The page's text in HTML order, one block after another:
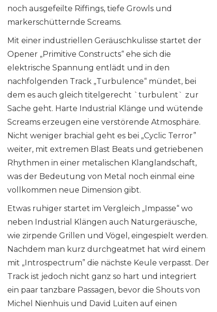
noch ausgefeilte Riffings, tiefe Growls und
markerschütternde Screams.
Mit einer industriellen Geräuschkulisse startet der
Opener „Primitive Constructs“ ehe sich die
elektrische Spannung entlädt und in den
nachfolgenden Track „Turbulence“ mündet, bei
dem es auch gleich titelgerecht `turbulent` zur
Sache geht. Harte Industrial Klänge und wütende
Screams erzeugen eine verstörende Atmosphäre.
Nicht weniger brachial geht es bei „Cyclic Terror”
weiter, mit extremen Blast Beats und getriebenen
Rhythmen in einer metalischen Klanglandschaft,
was der Bedeutung von Metal noch einmal eine
vollkommen neue Dimension gibt.
Etwas ruhiger startet im Vergleich „Impasse“ wo
neben Industrial Klängen auch Naturgeräusche,
wie zirpende Grillen und Vögel, eingespielt werden.
Nachdem man kurz durchgeatmet hat wird einem
mit „Introspectrum” die nächste Keule verpasst. Der
Track ist jedoch nicht ganz so hart und integriert
ein paar tanzbare Passagen, bevor die Shouts von
Michel Nienhuis und David Luiten auf einen